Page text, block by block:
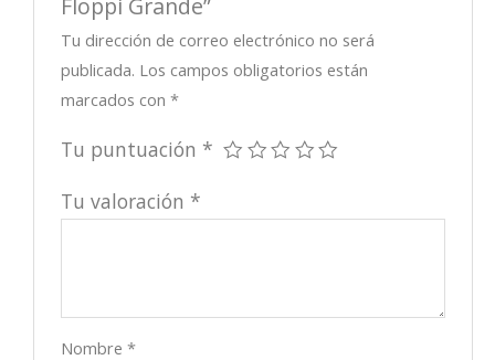
Tu dirección de correo electrónico no será
publicada. Los campos obligatorios están
marcados con*
Tu puntuación *
Tu valoración *
Nombre*